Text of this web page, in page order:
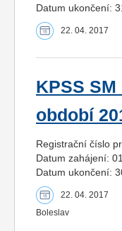
Datum ukončení:
22. 04. 2017
KPSS
období
Registrační číslo
Datum zahájení:
Datum ukončení:
22. 04. 2017
Boleslav